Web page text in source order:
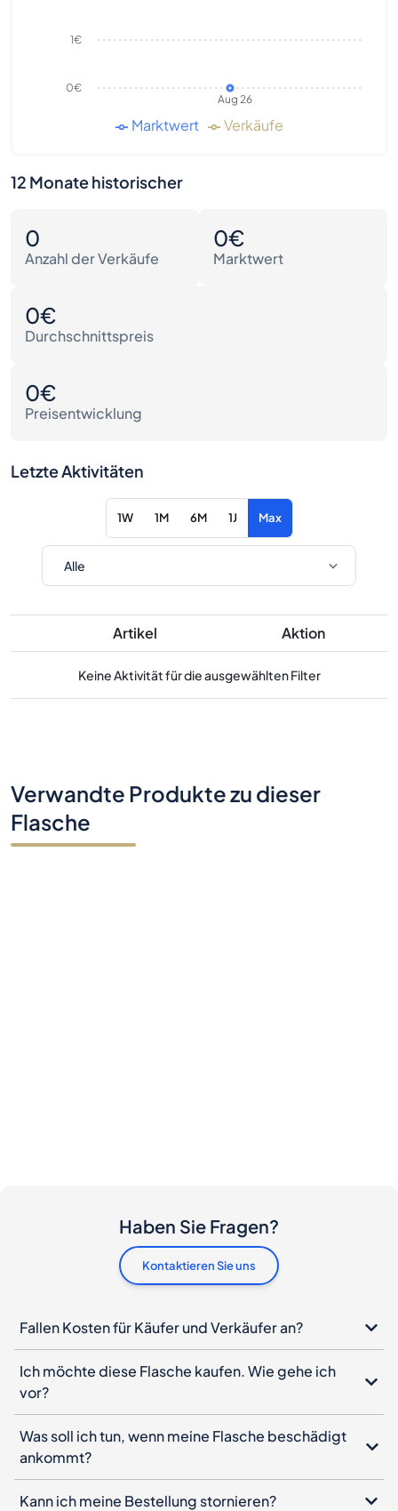
Aug 26
0€
1€
Marktwert Verkäufe
12 Monate historischer
0
Anzahl der Verkäufe
0€
Marktwert
0€
Durchschnittspreis
0€
Preisentwicklung
Letzte Aktivitäten
1W 1M 6M 1J Max
Artikel Aktion
Keine Aktivität für die ausgewählten Filter
Verwandte Produkte zu dieser
Flasche
Haben Sie Fragen?
Kontaktieren Sie uns
Fallen Kosten für Käufer und Verkäufer an?
Ich möchte diese Flasche kaufen. Wie gehe ich
vor?
Was soll ich tun, wenn meine Flasche beschädigt
ankommt?
Kann ich meine Bestellung stornieren?